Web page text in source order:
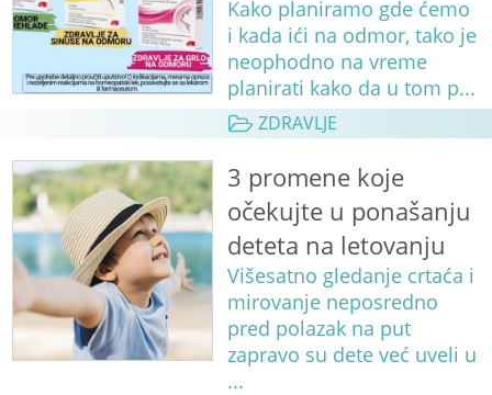
Kako planiramo gde ćemo
i kada ići na odmor, tako je
neophodno na vreme
planirati kako da u tom p...
ZDRAVLJE
3 promene koje
očekujte u ponašanju
deteta na letovanju
Višesatno gledanje crtaća i
mirovanje neposredno
pred polazak na put
zapravo su dete već uveli u
...